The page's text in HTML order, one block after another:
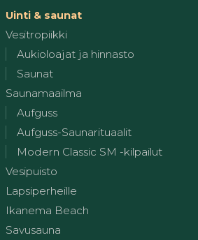
Uinti & saunat
Vesitropiikki
Aukioloajat ja hinnasto
Saunat
Saunamaailma
Aufguss
Aufguss-Saunarituaalit
Modern Classic SM -kilpailut
Vesipuisto
Lapsiperheille
Ikanema Beach
Savusauna